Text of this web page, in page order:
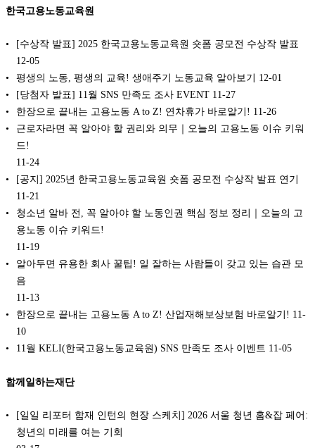
한국고용노동교육원
[수상작 발표] 2025 한국고용노동교육원 숏폼 공모전 수상작 발표
12-05
평생의 노동, 평생의 교육! 생애주기 노동교육 알아보기 12-01
[당첨자 발표] 11월 SNS 만족도 조사 EVENT 11-27
한장으로 끝내는 고용노동 A to Z! 연차휴가 바로알기! 11-26
근로자라면 꼭 알아야 할 권리와 의무｜오늘의 고용노동 이슈 키워
드!
11-24
[공지] 2025년 한국고용노동교육원 숏폼 공모전 수상작 발표 연기
11-21
청소년 알바 전, 꼭 알아야 할 노동인권 핵심 정보 정리｜오늘의 고
용노동 이슈 키워드!
11-19
알아두면 유용한 회사 꿀팁! 일 잘하는 사람들이 갖고 있는 습관 모
음
11-13
한장으로 끝내는 고용노동 A to Z! 산업재해보상보험 바로알기! 11-
10
11월 KELI(한국고용노동교육원) SNS 만족도 조사 이벤트 11-05
함께일하는재단
[️일일 리포터 함재 인턴의 현장 스케치️] 2026 서울 청년 홈&잡 페어:
청년의 미래를 여는 기회